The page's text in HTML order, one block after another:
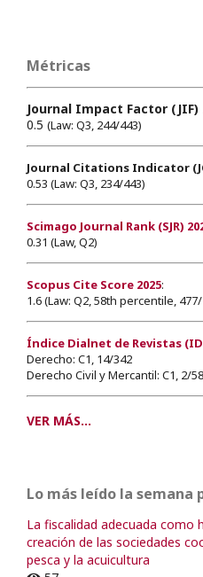
Métricas
Journal Impact Factor (JIF)
0.5 (Law: Q3, 244/443)
Journal Citations Indicator
0.53 (Law: Q3, 234/443)
Scimago Journal Rank (SJR)
0.31 (Law, Q2)
Scopus Cite Score 2025:
1.6 (Law: Q2, 58th percentile,
Índice Dialnet de Revistas
Derecho: C1, 14/342
Derecho Civil y Mercantil: C1, 2/58
VER MÁS...
Lo más leído la semana
La fiscalidad adecuada como
creación de las sociedades
pesca y la acuicultura